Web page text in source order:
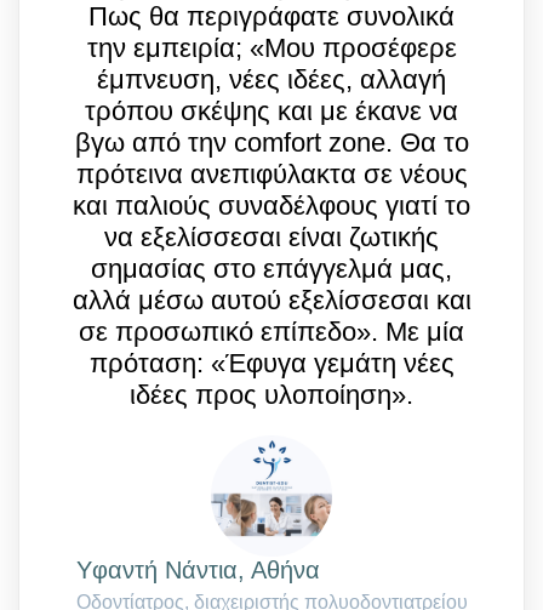
Πως θα περιγράφατε συνολικά
την εμπειρία; «Μου προσέφερε
έμπνευση, νέες ιδέες, αλλαγή
τρόπου σκέψης και με έκανε να
βγω από την comfort zone. Θα το
πρότεινα ανεπιφύλακτα σε νέους
και παλιούς συναδέλφους γιατί το
να εξελίσσεσαι είναι ζωτικής
σημασίας στο επάγγελμά μας,
αλλά μέσω αυτού εξελίσσεσαι και
σε προσωπικό επίπεδο». Mε μία
πρόταση: «Έφυγα γεμάτη νέες
ιδέες προς υλοποίηση».
Yφαντή Νάντια, Αθήνα
Οδοντίατρος, διαχειριστής πολυοδοντιατρείου